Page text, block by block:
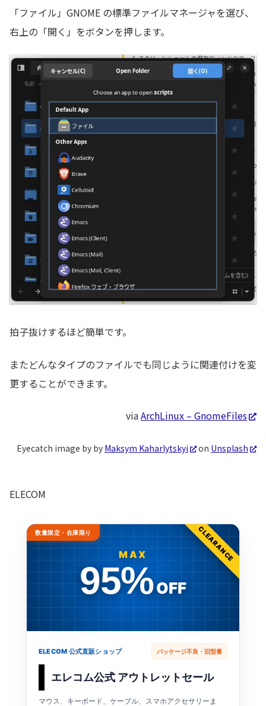
「ファイル」GNOME の標準ファイルマネージャを選び、
右上の「開く」をボタンを押します。
拍子抜けするほど簡単です。
またどんなタイプのファイルでも同じように関連付けを変
更することができます。
viaArchLinux – GnomeFiles
Eyecatch image by by Maksym Kaharlytskyi on Unsplash
ELECOM
数量限定・在庫限り CLEARANCE
MAX
95%OFF
ELECOM 公式直販ショップ パッケージ不良・旧型番
エレコム公式 アウトレットセール
マウス、キーボード、ケーブル、スマホアクセサリーま